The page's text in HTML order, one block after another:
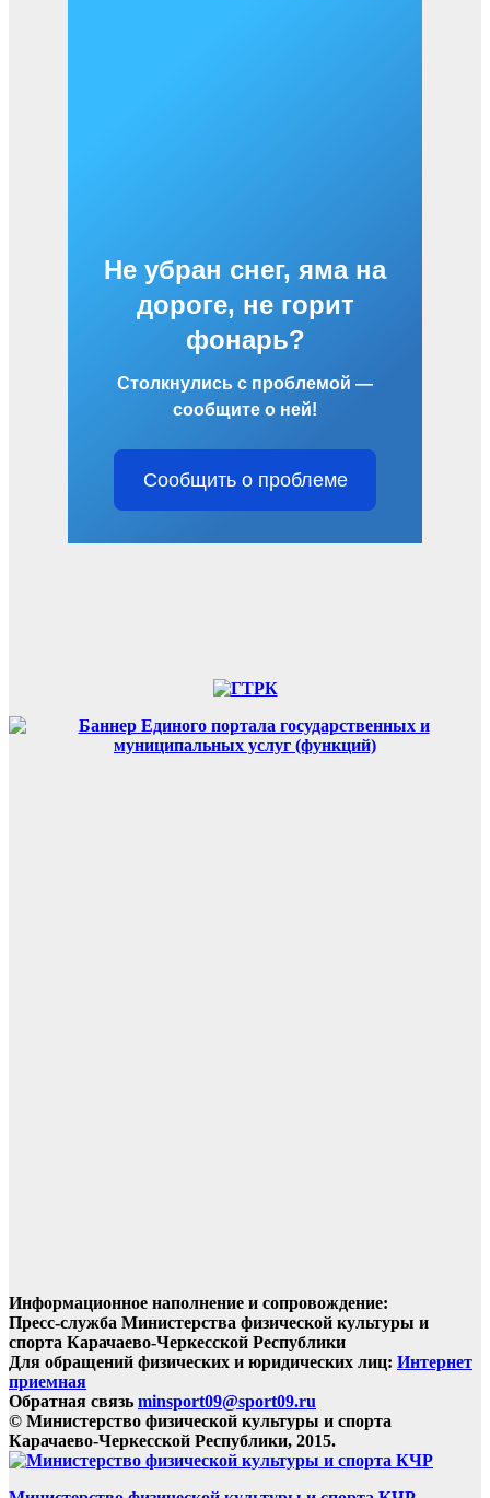
Не убран снег, яма на
дороге, не горит
фонарь?
Столкнулись с проблемой —
сообщите о ней!
Сообщить о проблеме
Информационное наполнение и сопровождение:
Пресс-служба Министерства физической культуры и
спорта Карачаево-Черкесской Республики
Для обращений физических и юридических лиц: Интернет
приемная
Обратная связь minsport09@sport09.ru
© Министерство физической культуры и спорта
Карачаево-Черкесской Республики, 2015.